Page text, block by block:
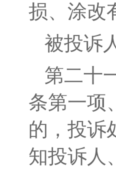
损、涂改
被投诉
第二十
条第一项
的，投诉
知投诉人